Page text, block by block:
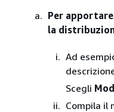
Per
la
Ad
Scegli
Compila il